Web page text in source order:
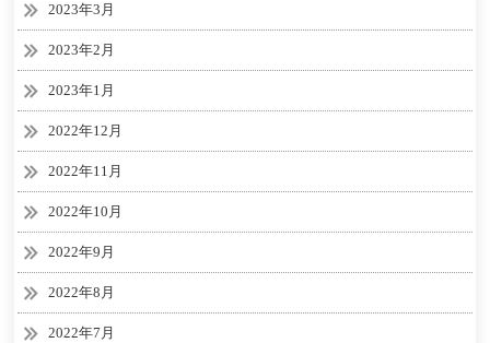
2023年3月
2023年2月
2023年1月
2022年12月
2022年11月
2022年10月
2022年9月
2022年8月
2022年7月